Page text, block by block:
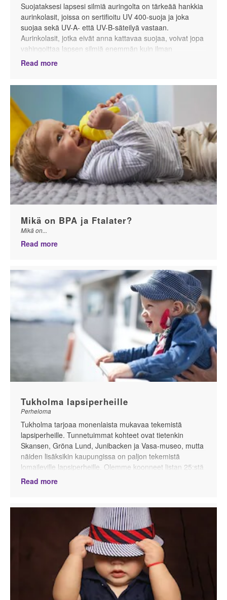
Suojataksesi lapsesi silmiä auringolta on tärkeää hankkia
aurinkolasit, joissa on sertifioitu UV 400-suoja ja joka
suojaa sekä UV-A- että UV-B-säteilyä vastaan.
Aurinkolasit, jotka eivät anna kattavaa suojaa, voivat jopa
vahingoittaa lapsen silmiä enemmän kuin ilman
aurinkolaseja oleminen.
Read more
Mikä on BPA ja Ftalater?
Mikä on...
Read more
Tukholma lapsiperheille
Perheloma
Tukholma tarjoaa monenlaista mukavaa tekemistä
lapsiperheille. Tunnetuimmat kohteet ovat tietenkin
Skansen, Gröna Lund, Junibacken ja Vasa-museo, mutta
näiden lisäksikin kaupungissa on paljon tekemistä
lomaileville lapsiperheille. Olemme koonneet listan 25:stä
lapsiperheille suositellusta paikasta Tukholmassa, sekä
Read more